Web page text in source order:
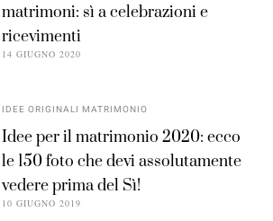
matrimoni: sì a celebrazioni e
ricevimenti
14 GIUGNO 2020
IDEE ORIGINALI MATRIMONIO
Idee per il matrimonio 2020: ecco
le 150 foto che devi assolutamente
vedere prima del Sì!
10 GIUGNO 2019